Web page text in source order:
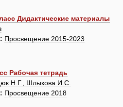
Дидактические материалы
Просвещение 2015-2023
Рабочая тетрадь
Н.Г., Шлыкова И.С.
Просвещение 2018